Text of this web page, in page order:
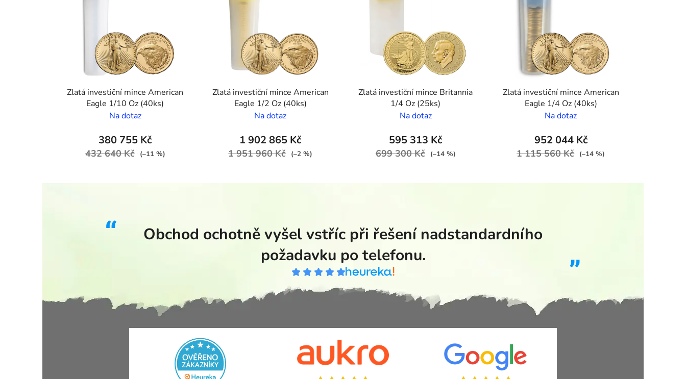
Zlatá investiční mince American
Eagle 1/10 Oz (40ks)
Na dotaz
380 755 Kč
432 640 Kč (–11 %)
Zlatá investiční mince American
Eagle 1/2 Oz (40ks)
Na dotaz
1 902 865 Kč
1 951 960 Kč (–2 %)
Zlatá investiční mince Britannia
1/4 Oz (25ks)
Na dotaz
595 313 Kč
699 300 Kč (–14 %)
Zlatá investiční mince American
Eagle 1/4 Oz (40ks)
Na dotaz
952 044 Kč
1 115 560 Kč (–14 %)
Obchod ochotně vyšel vstříc při řešení nadstandardního
požadavku po telefonu.